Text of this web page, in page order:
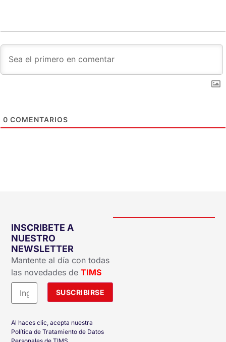
0 COMENTARIOS
INSCRIBETE A
NUESTRO
NEWSLETTER
Mantente al día con todas
las novedades deTIMS
Al haces clic, acepta nuestra
Política de Tratamiento de Datos